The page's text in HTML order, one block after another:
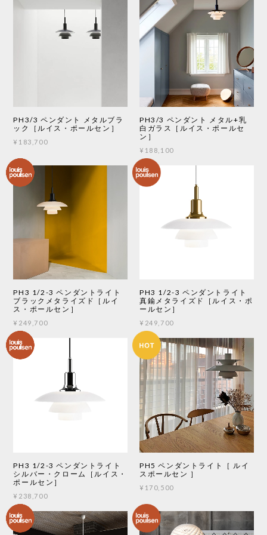
PH3/3 ペンダント メタルブラ
ック［ルイス・ポールセン］
¥183,700
PH3/3 ペンダント メタル+乳
白ガラス［ルイス・ポールセ
ン］
¥188,100
PH3 1/2-3 ペンダントライト
ブラックメタライズド［ルイ
ス・ポールセン］
¥249,700
PH3 1/2-3 ペンダントライト
真鍮メタライズド［ルイス・ポ
ールセン］
¥249,700
PH3 1/2-3 ペンダントライト
シルバー・クローム［ルイス・
ポールセン］
¥238,700
PH5 ペンダントライト［ ルイ
スポールセン ］
¥170,500